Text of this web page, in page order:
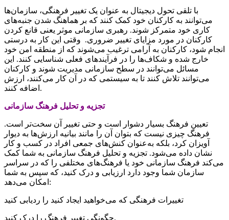
با تلقی تحول دیجیتال به عنوان یک تغییر فرهنگی، سازمان‌ها
می‌توانند به کارکنان خود کمک کنند که بر هماهنگ شدن جنبه‌‌های
کاری خود متمرکز شوند. رهبری سازمانی موثر یعنی قانع کردن
کارکنان در مورد مزایای تغییر ضروری. وقتی این کار به درستی
انجام شود، کارکنان به آرامی ترغیب می‌‌شوند که از منطقه امن خود
خارج شده و شکاف‌‌ها را در فرآیندهای فعلی شناسایی کنند. این
مسائل می‌توانند در سطح سازمانی مدیریت شوند و کارکنان
می‌توانند تلاش کنند تا به سیستمی که در آن کار می‌کنند، ارزش
اضافه کنند.
تجزیه و تحلیل فرهنگ سازمانی
تعیین فرهنگ بسیار دشوار است و حتی تغییر آن سخت‌‌تر است.
فرهنگ چیزی نیست که بتوان آن را مانند بیانیه ارزش‌‌ها به دیوار
آویزان کرد، بلکه به‌‌عنوان کنش‌‌های جمعی افراد در کسب و کار
نشان داده می‌شود. تجزیه و تحلیل فرهنگ سازمانی به شما کمک
می‌کند فرهنگ سازمانی خود یا فرهنگ‌‌های مختلفی را که در سراسر
سازمان شما وجود دارد ارزیابی و درک کنید، که سپس به شما
امکان می‌دهد:
تغییرات فرهنگی که می‌‌خواهید ایجاد کنید را ردیابی کنید
چگونگی تغییر فرهنگ را درک کنید.